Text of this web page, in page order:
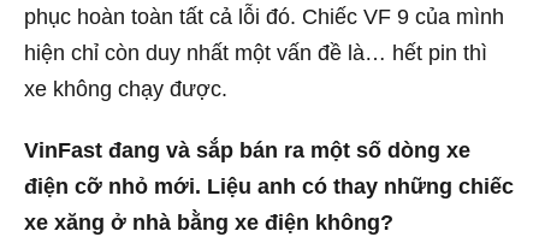
phục hoàn toàn tất cả lỗi đó. Chiếc VF 9 của mình
hiện chỉ còn duy nhất một vấn đề là… hết pin thì
xe không chạy được.
VinFast đang và sắp bán ra một số dòng xe
điện cỡ nhỏ mới. Liệu anh có thay những chiếc
xe xăng ở nhà bằng xe điện không?